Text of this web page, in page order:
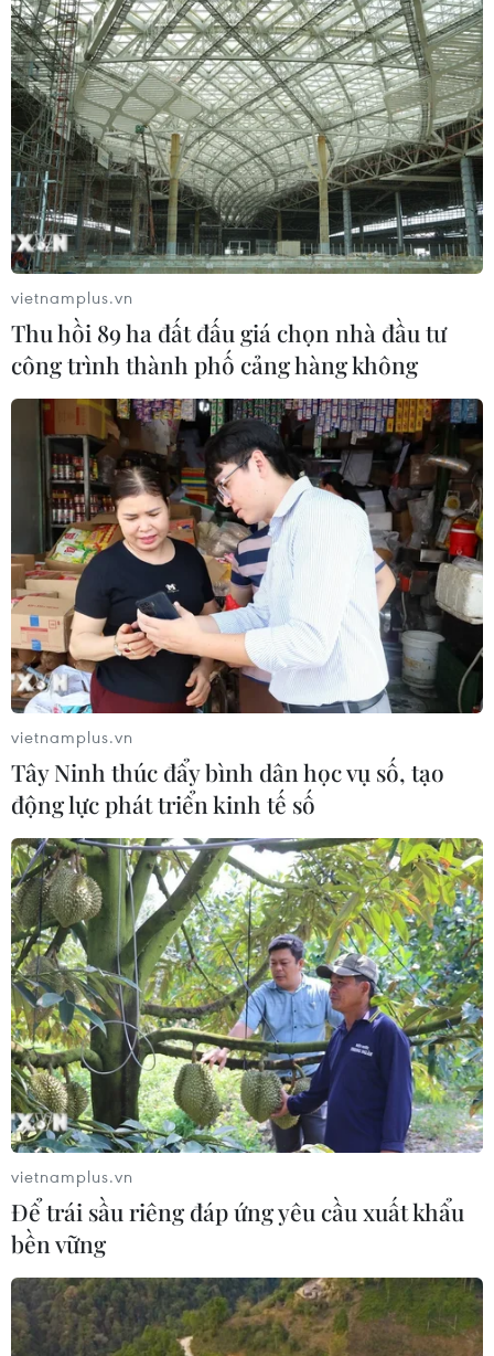
vietnamplus.vn
Thu hồi 89 ha đất đấu giá chọn nhà đầu tư
công trình thành phố cảng hàng không
vietnamplus.vn
Tây Ninh thúc đẩy bình dân học vụ số, tạo
động lực phát triển kinh tế số
vietnamplus.vn
Để trái sầu riêng đáp ứng yêu cầu xuất khẩu
bền vững